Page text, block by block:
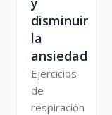
disminuir
la
ansiedad
Ejercicios
de
respiración